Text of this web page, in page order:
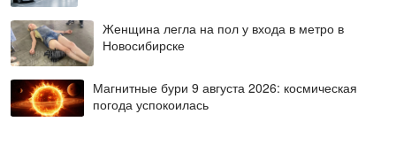
Женщина легла на пол у входа в метро в
Новосибирске
Магнитные бури 9 августа 2026: космическая
погода успокоилась